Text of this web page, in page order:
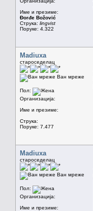
Име и презиме:
Đorđe Božović
Струка: lingvist
Поруке: 4.322
Madiuxa
староседелац
Ван мреже
Пол:
Организација:
Име и презиме:
Струка:
Поруке: 7.477
Madiuxa
староседелац
Ван мреже
Пол:
Организација:
Име и презиме: